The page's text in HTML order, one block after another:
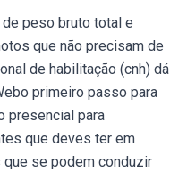
peso bruto total e
que não precisam de
de habilitação (cnh) dá
primeiro passo para
presencial para
que deves ter em
que se podem conduzir